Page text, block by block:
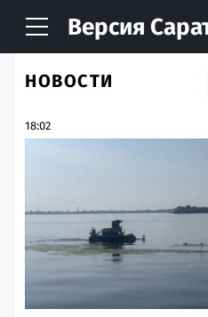
Версия
НОВОСТИ
18:02